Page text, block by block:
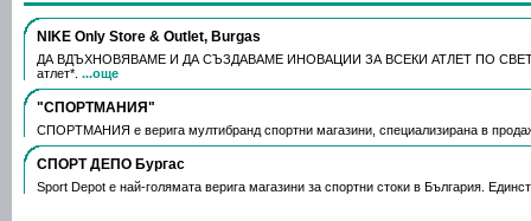
NIKE Only Store & Outlet, Burgas
ДА ВДЪХНОВЯВАМЕ И ДА СЪЗДАВАМЕ ИНОВАЦИИ ЗА ВСЕКИ АТЛЕТ ПО СВЕТА.
атлет*. ...още
"СПОРТМАНИЯ"
СПОРТМАНИЯ е верига мултибранд спортни магазини, специализирана в
СПОРТ ДЕПО Бургас
Sport Depot е най-голямата верига магазини за спортни стоки в България.